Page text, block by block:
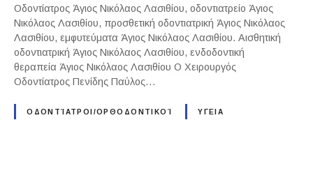
Οδοντίατρος Άγιος Νικόλαος Λασιθίου, οδοντιατρείο Άγιος
Νικόλαος Λασιθίου, προσθετική οδοντιατρική Άγιος Νικόλαος
Λασιθίου, εμφυτεύματα Άγιος Νικόλαος Λασιθίου. Αισθητική
οδοντιατρική Άγιος Νικόλαος Λασιθίου, ενδοδοντική
θεραπεία Άγιος Νικόλαος Λασιθίου Ο Χειρουργός
Οδοντίατρος Πενίδης Παύλος…
ΟΔΟΝΤΊΑΤΡΟΙ/ΟΡΘΟΔΟΝΤΙΚΟΊ ΥΓΕΙΑ